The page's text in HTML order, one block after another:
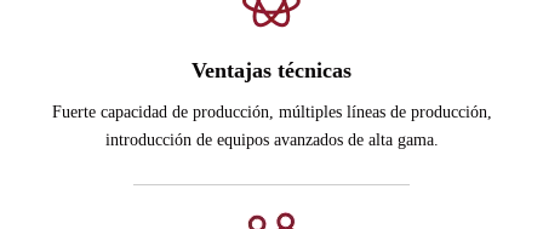
Ventajas técnicas
Fuerte capacidad de producción, múltiples líneas de producción,
introducción de equipos avanzados de alta gama.